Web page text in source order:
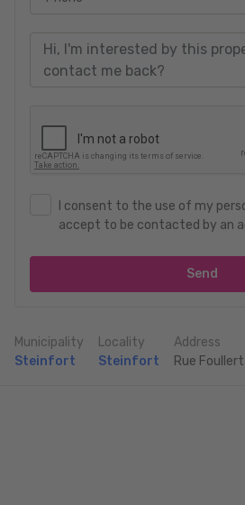
I consent to the use of my
accept to be contacted by an
Send
Municipality
Steinfort
Locality
Steinfort
Address
Rue Foullert